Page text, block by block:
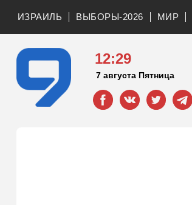
ИЗРАИЛЬ ВЫБОРЫ-2026 МИР
12:29
7 августа Пятница